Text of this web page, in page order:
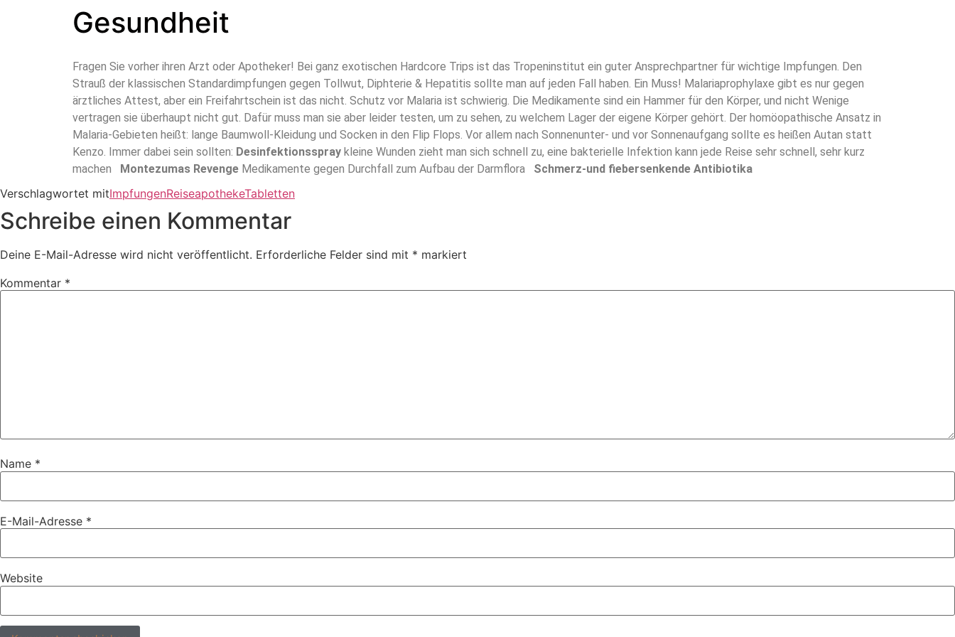
Gesundheit
Fragen Sie vorher ihren Arzt oder Apotheker! Bei ganz exotischen Hardcore Trips ist das Tropeninstitut ein guter Ansprechpartner für wichtige Impfungen. Den
Strauß der klassischen Standardimpfungen gegen Tollwut, Diphterie & Hepatitis sollte man auf jeden Fall haben. Ein Muss! Malariaprophylaxe gibt es nur gegen
ärztliches Attest, aber ein Freifahrtschein ist das nicht. Schutz vor Malaria ist schwierig. Die Medikamente sind ein Hammer für den Körper, und nicht Wenige
vertragen sie überhaupt nicht gut. Dafür muss man sie aber leider testen, um zu sehen, zu welchem Lager der eigene Körper gehört. Der homöopathische Ansatz in
Malaria-Gebieten heißt: lange Baumwoll-Kleidung und Socken in den Flip Flops. Vor allem nach Sonnenunter- und vor Sonnenaufgang sollte es heißen Autan statt
Kenzo. Immer dabei sein sollten: Desinfektionsspray kleine Wunden zieht man sich schnell zu, eine bakterielle Infektion kann jede Reise sehr schnell, sehr kurz
machen Montezumas Revenge Medikamente gegen Durchfall zum Aufbau der Darmflora Schmerz-und fiebersenkende Antibiotika
Verschlagwortet mitImpfungenReiseapothekeTabletten
Schreibe einen Kommentar
Deine E-Mail-Adresse wird nicht veröffentlicht. Erforderliche Felder sind mit * markiert
Kommentar *
Name *
E-Mail-Adresse *
Website